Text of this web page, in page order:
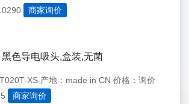
商家询价
色导电吸头,盒装,无菌
XS 产地：made in CN 价格：询价
商家询价